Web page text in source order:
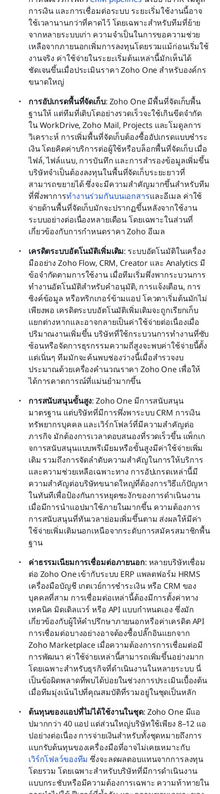
การเงิน และการเชื่อมต่อระบบ ระยะเริ่มใช้งานนี้อาจ
ใช้เวลานานกว่าที่คาดไว้ โดยเฉพาะสำหรับทีมที่ย้าย
จากหลายระบบเก่า ความจำเป็นในการขอความช่วย
เหลือจากภายนอกเพิ่มการลงทุนโดยรวมแม้ก่อนเริ่มใช้
งานจริง ค่าใช้จ่ายในระยะเริ่มต้นเหล่านี้มักเห็นได้
ชัดเจนขึ้นเมื่อประเมินราคา Zoho One สำหรับองค์กร
ขนาดใหญ่
การอัปเกรดพื้นที่จัดเก็บ: Zoho One มีพื้นที่จัดเก็บพื้น
ฐานให้ แต่ทีมที่เติบโตอย่างรวดเร็วจะใช้เกินขีดจำกัด
ใน WorkDrive, Zoho Mail, Projects และโมดูลการ
วิเคราะห์ การเพิ่มพื้นที่จัดเก็บต้องซื้ออัปเกรดแบบชำระ
เงิน โดยคิดค่าบริการต่อผู้ใช้หรือบล็อกพื้นที่จัดเก็บ เมื่อ
ไฟล์, ไฟล์แนบ, การบันทึก และการสำรองข้อมูลเพิ่มขึ้น
บริษัทจำเป็นต้องลงทุนในพื้นที่จัดเก็บระยะยาวที่
สามารถขยายได้ ซึ่งจะมีความสำคัญมากขึ้นสำหรับทีม
ที่พึ่งพาการทำงานร่วมกันบนเอกสารและอีเมล ค่าใช้
จ่ายด้านพื้นที่จัดเก็บมักจะปรากฏขึ้นหลังจากใช้งาน
ระบบอย่างต่อเนื่องหลายเดือน โดยเฉพาะในส่วนที่
เกี่ยวข้องกับการกำหนดราคา Zoho อีเมล
เครดิตระบบอัตโนมัติเพิ่มเติม: ระบบอัตโนมัติในเครื่อง
มืออย่าง Zoho Flow, CRM, Creator และ Analytics มี
ข้อจำกัดตามการใช้งาน เมื่อทีมเริ่มพึ่งพากระบวนการ
ทำงานอัตโนมัติสำหรับคำอนุมัติ, การแจ้งเตือน, การ
ซิงค์ข้อมูล หรือทริกเกอร์ข้ามแอป โควตาเริ่มต้นมักไม่
เพียงพอ เครดิตระบบอัตโนมัติเพิ่มเติมจะถูกเรียกเก็บ
แยกต่างหากและอาจกลายเป็นค่าใช้จ่ายต่อเนื่องเมื่อ
ปริมาณงานเพิ่มขึ้น บริษัทที่ใช้กระบวนการทำงานที่ซับ
ซ้อนหรือจัดการธุรกรรมความถี่สูงจะพบค่าใช้จ่ายนี้ตั้ง
แต่เนิ่นๆ ทีมมักจะค้นพบช่องว่างนี้เมื่อสำรวจงบ
ประมาณด้วยเครื่องคำนวณราคา Zoho One เพื่อให้
ได้การคาดการณ์ที่แม่นยำมากขึ้น
การสนับสนุนขั้นสูง: Zoho One มีการสนับสนุน
มาตรฐาน แต่บริษัทที่มีการพึ่งพาระบบ CRM การเงิน
ทรัพยากรบุคคล และเวิร์กโฟลว์ที่มีความสำคัญต่อ
ภารกิจ มักต้องการเวลาตอบสนองที่รวดเร็วขึ้น แพ็กเก
จการสนับสนุนแบบพรีเมียมหรือขั้นสูงมีค่าใช้จ่ายเพิ่ม
เติม รวมถึงการจัดลำดับความสำคัญในการให้บริการ
และความช่วยเหลือเฉพาะทาง การอัปเกรดเหล่านี้มี
ความสำคัญต่อบริษัทขนาดใหญ่ที่ต้องการวิธีแก้ปัญหา
ในทันทีเพื่อป้องกันการหยุดชะงักของการดำเนินงาน
เมื่อมีการนำแอปมาใช้ภายในมากขึ้น ความต้องการ
การสนับสนุนที่ทันเวลาย่อมเพิ่มขึ้นตาม ส่งผลให้มีค่า
ใช้จ่ายเพิ่มเติมนอกเหนือจากระดับการสมัครสมาชิกพื้น
ฐาน
ค่าธรรมเนียมการเชื่อมต่อภายนอก: หลายบริษัทเชื่อม
ต่อ Zoho One เข้ากับระบบ ERP แพลตฟอร์ม HRMS
เครื่องมือบัญชี เกตเวย์การชำระเงิน หรือ CRM ของ
บุคคลที่สาม การเชื่อมต่อเหล่านี้ต้องมีการตั้งค่าทาง
เทคนิค มิดเดิลแวร์ หรือ API แบบกำหนดเอง ซึ่งมัก
เกี่ยวข้องกับผู้ให้คำปรึกษาภายนอกหรือค่าเครดิต API
การเชื่อมต่อบางอย่างอาจต้องซื้อปลั๊กอินแยกจาก
Zoho Marketplace เมื่อความต้องการการเชื่อมต่อมี
การพัฒนา ค่าใช้จ่ายเหล่านี้สามารถเพิ่มขึ้นอย่างมาก
โดยเฉพาะสำหรับธุรกิจที่ดำเนินงานในหลายระบบ นี่
เป็นข้อผิดพลาดที่พบได้บ่อยในช่วงการประเมินเบื้องต้น
เมื่อทีมมุ่งเน้นไปที่คุณสมบัติที่รวมอยู่ในชุดเป็นหลัก
ต้นทุนของแอปที่ไม่ได้ใช้งานในชุด: Zoho One มีแอ
ปมากกว่า 40 แอป แต่ส่วนใหญ่บริษัทใช้เพียง 8–12 แอ
ปอย่างต่อเนื่อง การจ่ายเงินสำหรับทั้งชุดหมายถึงการ
แบกรับต้นทุนของเครื่องมือที่อาจไม่เคยเหมาะกับ
เวิร์กโฟลว์ของทีม ซึ่งจะลดผลตอบแทนจากการลงทุน
โดยรวม โดยเฉพาะสำหรับบริษัทที่มีการดำเนินงาน
แบบกระชับหรือมีความต้องการเฉพาะ ความท้าทายใน